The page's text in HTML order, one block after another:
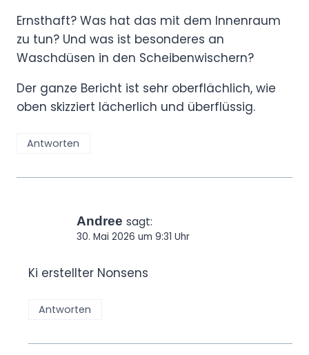
Ernsthaft? Was hat das mit dem Innenraum
zu tun? Und was ist besonderes an
Waschdüsen in den Scheibenwischern?
Der ganze Bericht ist sehr oberflächlich, wie
oben skizziert lächerlich und überflüssig.
Antworten
Andree sagt:
30. Mai 2026 um 9:31 Uhr
Ki erstellter Nonsens
Antworten